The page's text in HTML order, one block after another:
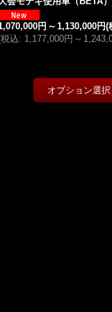
円 ～ 1,130,000円(
税込: 1,177,000円 ～